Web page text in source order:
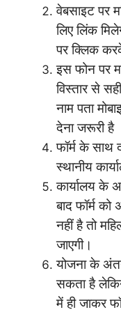
वेबसाइट पर
लिए लिंक
पर क्लिक
इस फोन पर
विस्तार से
नाम पता
देना जरूरी है
फॉर्म के साथ
स्थानीय
कार्यालय के
बाद फॉर्म
नहीं है तो
जाएगी।
योजना के
सकता है
में ही जाकर